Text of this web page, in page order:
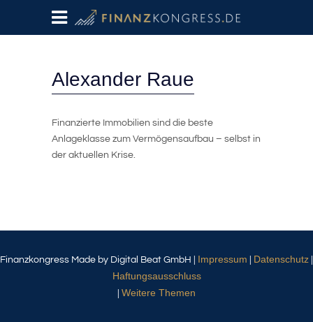
Alexander Raue
Finanzierte Immobilien sind die beste
Anlageklasse zum Vermögensaufbau – selbst in
der aktuellen Krise.
Finanzkongress Made by Digital Beat GmbH | Impressum Datenschutz
Haftungsausschluss
Weitere Themen